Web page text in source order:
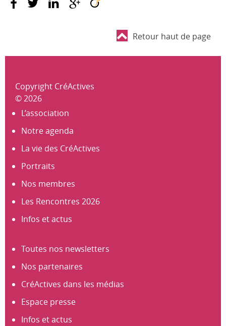
Retour haut de page
Copyright CréActives
© 2026
L’association
Notre agenda
La vie des CréActives
Portraits
Nos membres
Les Rencontres 2026
Infos et actus
Toutes nos newsletters
Nos partenaires
CréActives dans les médias
Espace presse
Infos et actus